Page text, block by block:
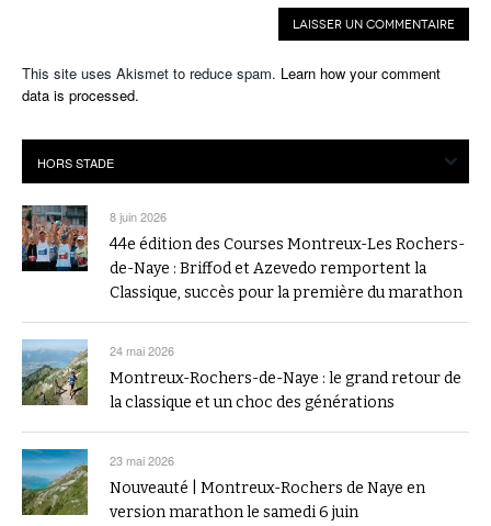
This site uses Akismet to reduce spam. Learn how your comment
data is processed.
8 juin 2026
44e édition des Courses Montreux-Les Rochers-
de-Naye : Briffod et Azevedo remportent la
Classique, succès pour la première du marathon
24 mai 2026
Montreux-Rochers-de-Naye : le grand retour de
la classique et un choc des générations
23 mai 2026
Nouveauté | Montreux-Rochers de Naye en
version marathon le samedi 6 juin